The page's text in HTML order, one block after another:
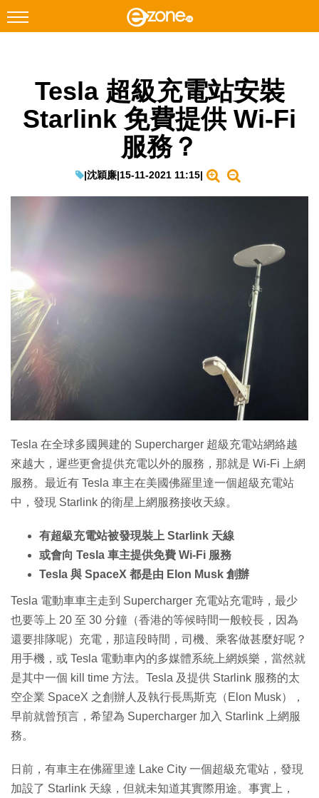
Facebook Instagram
科技焦點
教學評測
生成式AI與雲端應用
Enterprise Digital Transformation
特集
Tesla 超級充電站安裝
Starlink 免費提供 Wi-Fi
服務？
|沈穎廉|15-11-2021 11:15|
Tesla 在全球多國興建的 Supercharger 超級充電站網絡越
來越大，遲些更會提供充電以外的服務，那就是 Wi-Fi 上網
服務。最近有 Tesla 車主在美國佛羅里達一個超級充電站
中，發現 Starlink 的衛星上網服務接收天線。
有超級充電站被發現裝上 Starlink 天線
或會向 Tesla 車主提供免費 Wi-Fi 服務
Tesla 與 SpaceX 都是由 Elon Musk 創辦
Tesla 電動車車主走到 Supercharger 充電站充電時，最少
也要等上 20 至 30 分鐘（香港的等候時間一般較長，因為
還要排隊呢）充電，那這段時間，司機、乘客做甚麼好呢？
用手機，或 Tesla 電動車內的多媒體系統上網娛樂，當然就
是其中一個 kill time 方法。Tesla 及提供 Starlink 服務的太
空企業 SpaceX 之創辦人及執行長馬斯克（Elon Musk），
早前就曾預言，希望為 Supercharger 加入 Starlink 上網服
務。
日前，有車主在佛羅里達 Lake City 一個超級充電站，發現
加設了 Starlink 天線，但就未知道其實際用途。事實上，